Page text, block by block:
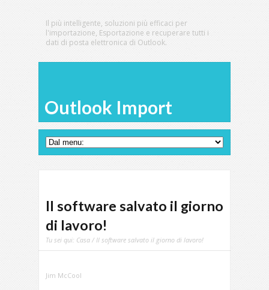
Il più intelligente, soluzioni più efficaci per
l'importazione, Esportazione e recuperare tutti i
dati di posta elettronica di Outlook.
Outlook Import
Il software salvato il giorno
di lavoro!
Tu sei qui: Casa / Il software salvato il giorno di lavoro!
Jim McCool